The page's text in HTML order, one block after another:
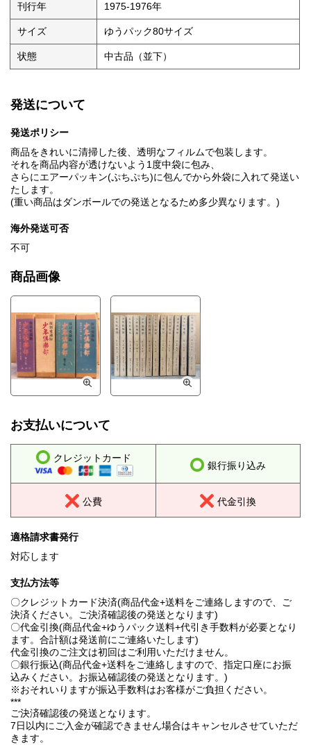
刊行年 1975-1976年
サイズ ゆうパック80サイズ
状態 中古品（並下）
発送について
発送ポリシー
商品をきれいに清掃した後、透明なフィルムで包装します。
それを商品内容が透けないよう1度中袋に包み、
さらにエアーパッキン(ぷちぷち)に包んでから外袋に入れて発送い
たします。
(重い商品はダンボールでの発送となるため多少異なります。)
海外発送可否
不可
商品画像
お支払いについて
クレジットカード
銀行振り込み
公費 代金引換
適格請求書発行
対応します
支払方法等
〇クレジットカード決済(商品代金+送料をご連絡しますので、ご
決済ください。ご決済確認後の発送となります)
〇代金引換(商品代金+ゆうパック送料+代引き手数料が必要となり
ます。合計額は発送前にご連絡いたします)
代金引換のご注文は初回はご利用いただけません。
〇銀行振込(商品代金+送料をご連絡しますので、指定口座にお振
込みください。お振込確認後の発送となります。)
※おそれいりますが振込手数料はお客様がご負担ください。
***
ご決済確認後の発送となります。
7日以内にご入金が確認できません場合はキャンセルさせていただ
きます。